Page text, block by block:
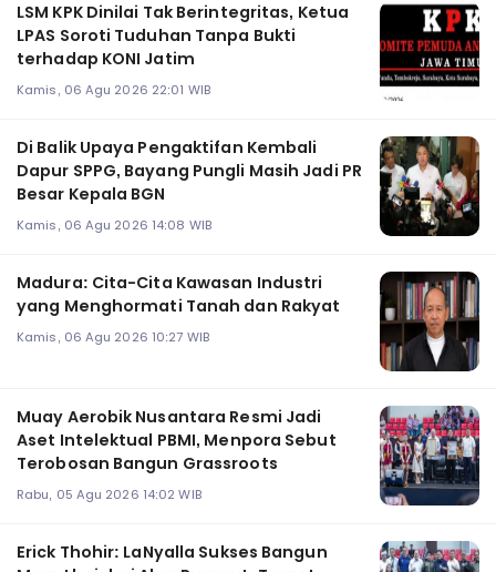
LSM KPK Dinilai Tak Berintegritas, Ketua
LPAS Soroti Tuduhan Tanpa Bukti
terhadap KONI Jatim
Kamis, 06 Agu 2026 22:01 WIB
Di Balik Upaya Pengaktifan Kembali
Dapur SPPG, Bayang Pungli Masih Jadi PR
Besar Kepala BGN
Kamis, 06 Agu 2026 14:08 WIB
Madura: Cita-Cita Kawasan Industri
yang Menghormati Tanah dan Rakyat
Kamis, 06 Agu 2026 10:27 WIB
Muay Aerobik Nusantara Resmi Jadi
Aset Intelektual PBMI, Menpora Sebut
Terobosan Bangun Grassroots
Rabu, 05 Agu 2026 14:02 WIB
Erick Thohir: LaNyalla Sukses Bangun